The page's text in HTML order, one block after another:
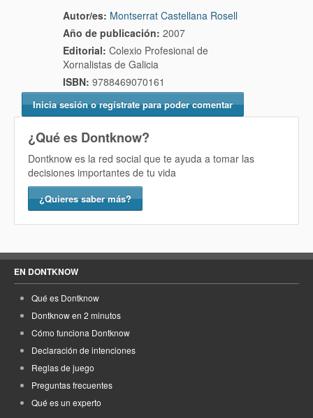
Autor/es: Montserrat Castellana Rosell
Año de publicación: 2007
Editorial: Colexio Profesional de
Xornalistas de Galicia
ISBN: 9788469070161
Inicia sesión o regístrate para poder comentar
¿Qué es Dontknow?
Dontknow es la red social que te ayuda a tomar las
decisiones importantes de tu vida
¿Quieres saber más?
EN DONTKNOW
Qué es Dontknow
Dontknow en 2 minutos
Cómo funciona Dontknow
Declaración de intenciones
Reglas de juego
Preguntas frecuentes
Qué es un experto